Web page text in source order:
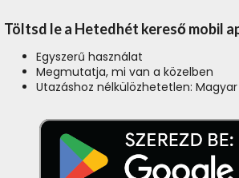
Töltsd le a Hetedhét kereső mobil
Egyszerű használat
Megmutatja, mi van a közelben
Utazáshoz nélkülözhetetlen: